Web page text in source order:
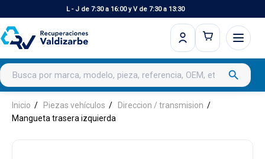
L - J de 7:30 a 16:00 y V de 7:30 a 13:30
Buscar productos search
Inicio Piezas vehículos
Direccion / transmision
Mangueta trasera izquierda